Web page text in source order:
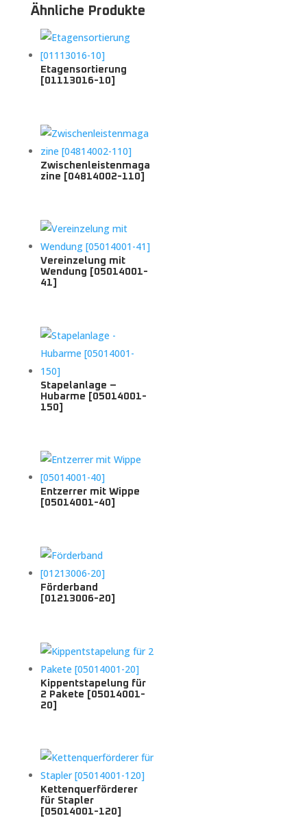
Ähnliche Produkte
Etagensortierung
[01113016-10]
Zwischenleistenmaga
zine [04814002-110]
Vereinzelung mit
Wendung [05014001-
41]
Stapelanlage –
Hubarme [05014001-
150]
Entzerrer mit Wippe
[05014001-40]
Förderband
[01213006-20]
Kippentstapelung für
2 Pakete [05014001-
20]
Kettenquerförderer
für Stapler
[05014001-120]